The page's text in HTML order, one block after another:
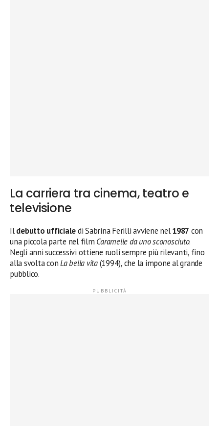
La carriera tra cinema, teatro e
televisione
Ildebutto ufficialedi Sabrina Ferilli avviene nel1987 con
una piccola parte nel film Caramelle da uno sconosciuto.
Negli anni successivi ottiene ruoli sempre più rilevanti, fino
alla svolta conLa bella vita(1994), che la impone al grande
pubblico.